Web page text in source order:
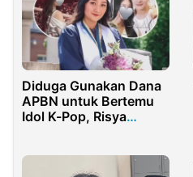
Diduga Gunakan Dana
APBN untuk Bertemu
Idol K-Pop, Risya
Warganet